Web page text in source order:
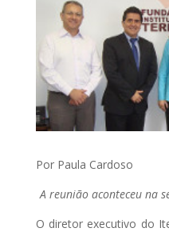
Por Paula Cardoso
A reunião aconteceu na
O diretor executivo do